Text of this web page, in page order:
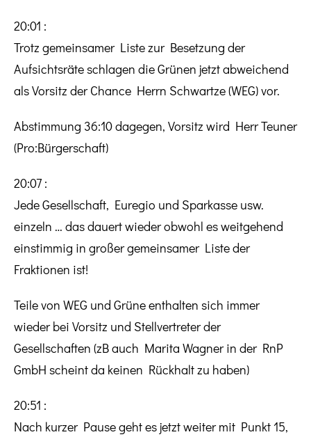
20:01 :
Trotz gemeinsamer Liste zur Besetzung der
Aufsichtsräte schlagen die Grünen jetzt abweichend
als Vorsitz der Chance Herrn Schwartze (WEG) vor.
Abstimmung 36:10 dagegen, Vorsitz wird Herr Teuner
(Pro:Bürgerschaft)
20:07 :
Jede Gesellschaft, Euregio und Sparkasse usw.
einzeln … das dauert wieder obwohl es weitgehend
einstimmig in großer gemeinsamer Liste der
Fraktionen ist!
Teile von WEG und Grüne enthalten sich immer
wieder bei Vorsitz und Stellvertreter der
Gesellschaften (zB auch Marita Wagner in der RnP
GmbH scheint da keinen Rückhalt zu haben)
20:51 :
Nach kurzer Pause geht es jetzt weiter mit Punkt 15,